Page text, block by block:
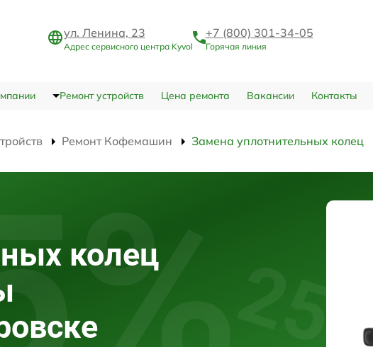
ул. Ленина, 23
Адрес сервисного центра Kyvol
+7 (800) 301-34-05
Горячая линия
Ремонт устройств Цена ремонта Вакансии Контакты
Ремонт Кофемашин Замена уплотнительных колец
колец